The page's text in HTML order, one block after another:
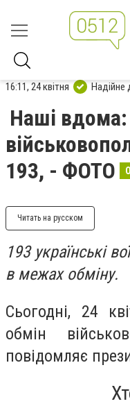
16:11, 24 квітня Надійне
Наші вдома:
193, - ФОТО
Читать на русском
193 українські
в межах обміну.
Сьогодні, 24
обмін
повідомляє